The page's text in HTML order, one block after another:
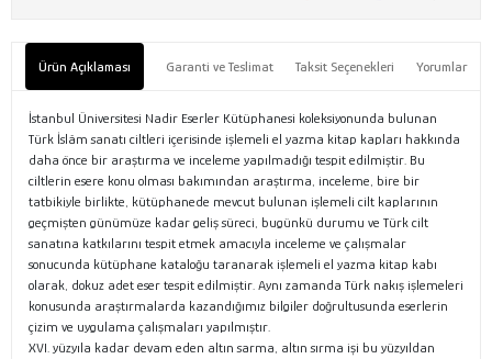
Ürün Açıklaması Garanti ve Teslimat Taksit Seçenekleri Yorumlar
İstanbul Üniversitesi Nadir Eserler Kütüphanesi koleksiyonunda bulunan
Türk İslâm sanatı ciltleri içerisinde işlemeli el yazma kitap kapları hakkında
daha önce bir araştırma ve inceleme yapılmadığı tespit edilmiştir. Bu
ciltlerin esere konu olması bakımından araştırma, inceleme, bire bir
tatbikiyle birlikte, kütüphanede mevcut bulunan işlemeli cilt kaplarının
geçmişten günümüze kadar geliş süreci, bugünkü durumu ve Türk cilt
sanatına katkılarını tespit etmek amacıyla inceleme ve çalışmalar
sonucunda kütüphane kataloğu taranarak işlemeli el yazma kitap kabı
olarak, dokuz adet eser tespit edilmiştir. Aynı zamanda Türk nakış işlemeleri
konusunda araştırmalarda kazandığımız bilgiler doğrultusunda eserlerin
çizim ve uygulama çalışmaları yapılmıştır.
XVI. yüzyıla kadar devam eden altın sarma, altın sırma işi bu yüzyıldan